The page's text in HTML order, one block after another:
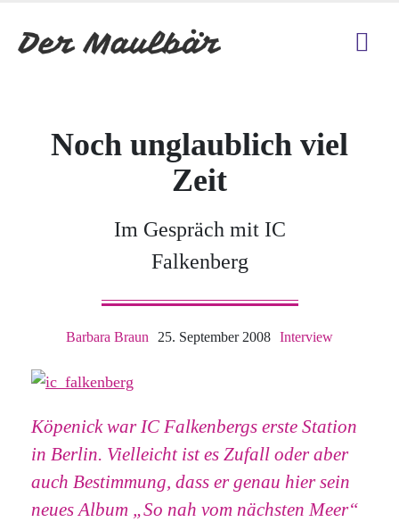
Noch unglaublich viel
Zeit
Im Gespräch mit IC
Falkenberg
Barbara Braun 25. September 2008 Interview
Köpenick war IC Falkenbergs erste Station
in Berlin. Vielleicht ist es Zufall oder aber
auch Bestimmung, dass er genau hier sein
neues Album „So nah vom nächsten Meer“